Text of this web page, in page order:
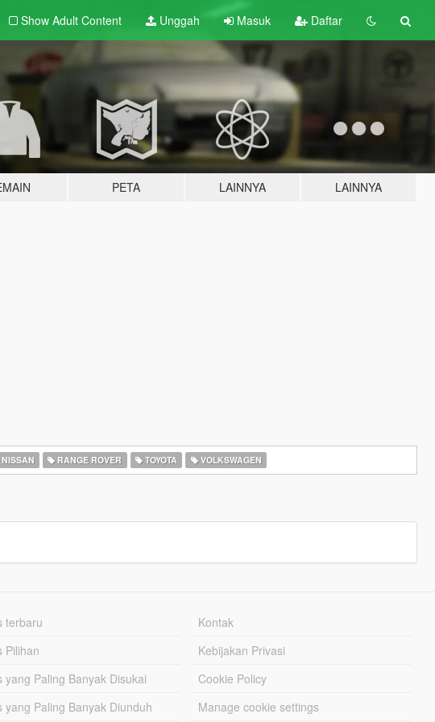
Show Adult Content Unggah Masuk Daftar
PETA LAINNYA LAINNYA
RANGE ROVER TOYOTA VOLKSWAGEN
terbaru
Pilihan
yang Paling Banyak Disukai
yang Paling Banyak Diunduh
Kontak
Kebijakan Privasi
Cookie Policy
Manage cookie settings